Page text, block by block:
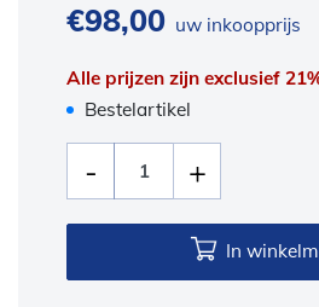
€98,00 uw inkoopprijs
Alle prijzen zijn exclusief
Bestelartikel
In